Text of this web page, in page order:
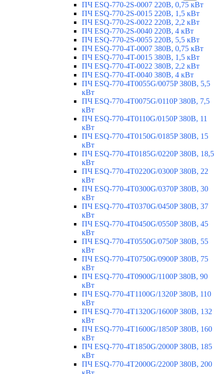
ПЧ ESQ-770-2S-0007 220В, 0,75 кВт
ПЧ ESQ-770-2S-0015 220В, 1,5 кВт
ПЧ ESQ-770-2S-0022 220В, 2,2 кВт
ПЧ ESQ-770-2S-0040 220В, 4 кВт
ПЧ ESQ-770-2S-0055 220В, 5,5 кВт
ПЧ ESQ-770-4T-0007 380В, 0,75 кВт
ПЧ ESQ-770-4T-0015 380В, 1,5 кВт
ПЧ ESQ-770-4T-0022 380В, 2,2 кВт
ПЧ ESQ-770-4T-0040 380В, 4 кВт
ПЧ ESQ-770-4T0055G/0075P 380В, 5,5
кВт
ПЧ ESQ-770-4T0075G/0110P 380В, 7,5
кВт
ПЧ ESQ-770-4T0110G/0150P 380В, 11
кВт
ПЧ ESQ-770-4T0150G/0185P 380В, 15
кВт
ПЧ ESQ-770-4T0185G/0220P 380В, 18,5
кВт
ПЧ ESQ-770-4T0220G/0300P 380В, 22
кВт
ПЧ ESQ-770-4T0300G/0370P 380В, 30
кВт
ПЧ ESQ-770-4T0370G/0450P 380В, 37
кВт
ПЧ ESQ-770-4T0450G/0550P 380В, 45
кВт
ПЧ ESQ-770-4T0550G/0750P 380В, 55
кВт
ПЧ ESQ-770-4T0750G/0900P 380В, 75
кВт
ПЧ ESQ-770-4T0900G/1100P 380В, 90
кВт
ПЧ ESQ-770-4T1100G/1320P 380В, 110
кВт
ПЧ ESQ-770-4T1320G/1600P 380В, 132
кВт
ПЧ ESQ-770-4T1600G/1850P 380В, 160
кВт
ПЧ ESQ-770-4T1850G/2000P 380В, 185
кВт
ПЧ ESQ-770-4T2000G/2200P 380В, 200